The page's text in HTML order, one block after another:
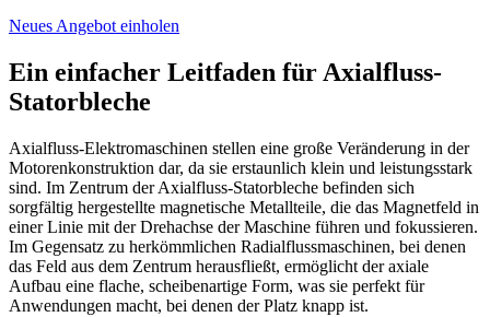
Neues Angebot einholen
Ein einfacher Leitfaden für Axialfluss-
Statorbleche
Axialfluss-Elektromaschinen stellen eine große Veränderung in der
Motorenkonstruktion dar, da sie erstaunlich klein und leistungsstark
sind. Im Zentrum der Axialfluss-Statorbleche befinden sich
sorgfältig hergestellte magnetische Metallteile, die das Magnetfeld in
einer Linie mit der Drehachse der Maschine führen und fokussieren.
Im Gegensatz zu herkömmlichen Radialflussmaschinen, bei denen
das Feld aus dem Zentrum herausfließt, ermöglicht der axiale
Aufbau eine flache, scheibenartige Form, was sie perfekt für
Anwendungen macht, bei denen der Platz knapp ist.